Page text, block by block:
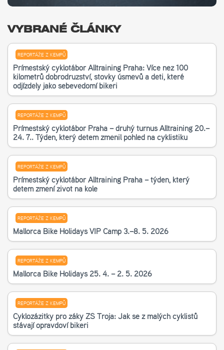
VYBRANÉ ČLÁNKY
REPORTÁŽE Z KEMPŮ
Příměstský cyklotábor Alltraining Praha: Více než 100
kilometrů dobrodružství, stovky úsměvů a děti, které
odjížděly jako sebevědomí bikeři
REPORTÁŽE Z KEMPŮ
Příměstský cyklotábor Praha – druhý turnus Alltraining 20.–
24. 7.. Týden, který dětem změnil pohled na cyklistiku
REPORTÁŽE Z KEMPŮ
Příměstský cyklotábor Alltraining Praha – týden, který
dětem změní život na kole
REPORTÁŽE Z KEMPŮ
Mallorca Bike Holidays VIP Camp 3.–8. 5. 2026
REPORTÁŽE Z KEMPŮ
Mallorca Bike Holidays 25. 4. – 2. 5. 2026
REPORTÁŽE Z KEMPŮ
Cyklozážitky pro žáky ZŠ Troja: Jak se z malých cyklistů
stávají opravdoví bikeři